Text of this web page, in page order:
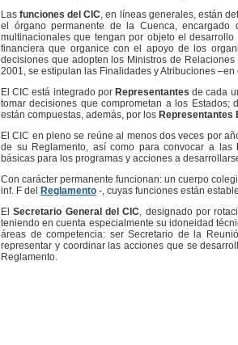
Lasfunciones del CIC, en líneas generales, están
el órgano permanente de la Cuenca,
multinacionales que tengan por objeto el
financiera que organice con el apoyo de los
decisiones que adopten los Ministros de
2001, se estipulan las Finalidades y Atribuciones
El CIC está integrado por Representantes de cada
tomar decisiones que comprometan a los Estados;
están compuestas, además, por los Representantes
El CIC en pleno se reúne al menos dos veces por
de su Reglamento, así como para convocar a las
básicas para los programas y acciones a
Con carácter permanente funcionan: un cuerpo
inf. F del
Reglamento -, cuyas funciones están
ElSecretario General del CIC, designado por
teniendo en cuenta especialmente su idoneidad
áreas de competencia: ser Secretario de la
representar y coordinar las acciones que se
Reglamento.